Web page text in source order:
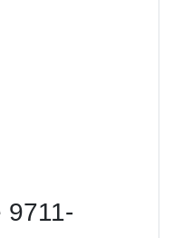
9711-